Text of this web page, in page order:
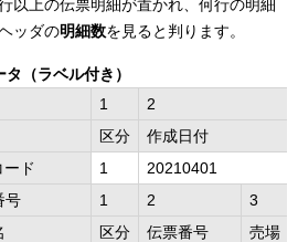
以上の伝票明細が置かれ、何行の明細
ッダの明細数を見ると判ります。
（ラベル付き）
1
2
区分
作成日付
ド
1 20210401
号 1 2
3
区分 伝票番号
売場